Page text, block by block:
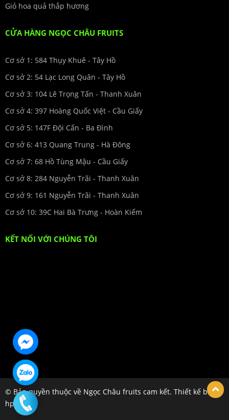
Giỏ hoa quả thắp hương
CỬA HÀNG NGỌC CHÂU FRUITS
Cơ sở 1: 584 Thụy Khuê - Tây Hồ
Cơ sở 2: 54 Lạc Long Quân - Tây Hồ
Cơ sở 3: 104 Lê Trọng Tấn - Thanh Xuân
Cơ sở 4: 397 Hoàng Quốc Việt - Cầu Giấy
Cơ sở 5: 147F Đội Cấn - Ba Đình
Cơ sở 6: 413 Quang Trung - Hà Đông
Cơ sở 7: 68 Hồ Tùng Mậu - Cầu Giấy
Cơ sở 8: 284 Nguyễn Trãi - Thanh Xuân
Cơ sở 9: 161 Nguyễn Trãi - Thanh Xuân
Cơ sở 10: 39C Hai Bà Trưng - Hoàn Kiếm
KẾT NỐI VỚI CHÚNG TÔI
© Bản quyền thuộc về Ngọc Châu fruits cam kết. Thiết kế bởi
hpsoft.vn